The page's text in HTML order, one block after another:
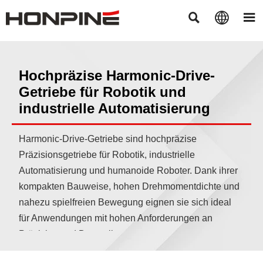
  
Hochpräzise Harmonic-Drive-
Getriebe für Robotik und
industrielle Automatisierung
Harmonic-Drive-Getriebe sind hochpräzise
Präzisionsgetriebe für Robotik, industrielle
Automatisierung und humanoide Roboter. Dank ihrer
kompakten Bauweise, hohen Drehmomentdichte und
nahezu spielfreien Bewegung eignen sie sich ideal
für Anwendungen mit hohen Anforderungen an
Präzision und Dynamik.
Das Harmonic-Drive-Prinzip wurde von C.W. Musser